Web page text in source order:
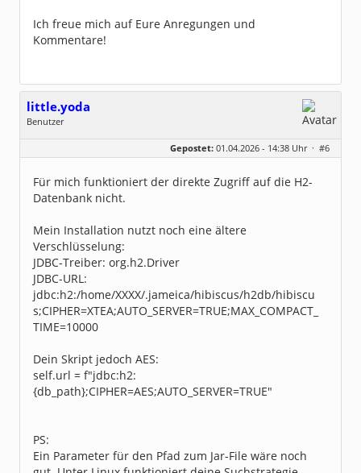
Ich freue mich auf Eure Anregungen und
Kommentare!
little.yoda
Benutzer
Dabei seit:
05 / 2014
Gepostet: 01.04.2026 - 14:38 Uhr · #6
Für mich funktioniert der direkte Zugriff auf die H2-
Datenbank nicht.
Mein Installation nutzt noch eine ältere
Verschlüsselung:
JDBC-Treiber: org.h2.Driver
JDBC-URL:
jdbc:h2:/home/XXXX/.jameica/hibiscus/h2db/hibiscu
s;CIPHER=XTEA;AUTO_SERVER=TRUE;MAX_COMPACT_
TIME=10000
Dein Skript jedoch AES:
self.url = f"jdbc:h2:
{db_path};CIPHER=AES;AUTO_SERVER=TRUE"
PS:
Ein Parameter für den Pfad zum Jar-File wäre noch